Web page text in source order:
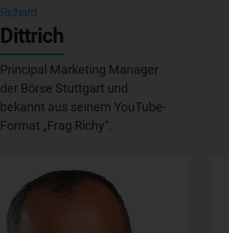
Richard
Dittrich
Principal Marketing Manager
der Börse Stuttgart und
bekannt aus seinem YouTube-
Format „Frag Richy“.